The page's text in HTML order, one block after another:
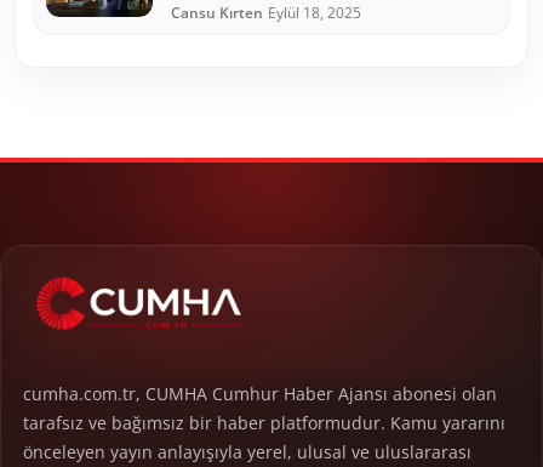
Cansu Kırten Eylül 18, 2025
cumha.com.tr, CUMHA Cumhur Haber Ajansı abonesi olan
tarafsız ve bağımsız bir haber platformudur. Kamu yararını
önceleyen yayın anlayışıyla yerel, ulusal ve uluslararası